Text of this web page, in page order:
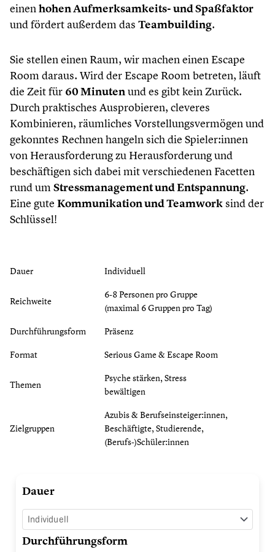
einenhohen Aufmerksamkeits- und Spaßfaktor
und fördert außerdem das Teambuilding.
Sie stellen einen Raum, wir machen einen Escape
Room daraus. Wird der Escape Room betreten, läuft
die Zeit für 60 Minutenund es gibt kein Zurück.
Durch praktisches Ausprobieren, cleveres
Kombinieren, räumliches Vorstellungsvermögen und
gekonntes Rechnen hangeln sich die Spieler:innen
von Herausforderung zu Herausforderung und
beschäftigen sich dabei mit verschiedenen Facetten
rund umStressmanagement und Entspannung.
Eine gute Kommunikation und Teamworksind der
Schlüssel!
Dauer Individuell
Reichweite
6-8 Personen pro Gruppe
(maximal 6 Gruppen pro Tag)
Durchführungsform
Präsenz
Format
Serious Game & Escape Room
Themen
Psyche stärken, Stress
bewältigen
Zielgruppen
Azubis & Berufseinsteiger:innen,
Beschäftigte, Studierende,
(Berufs-)Schüler:innen
Dauer
Durchführungsform
Stress
die
Spur